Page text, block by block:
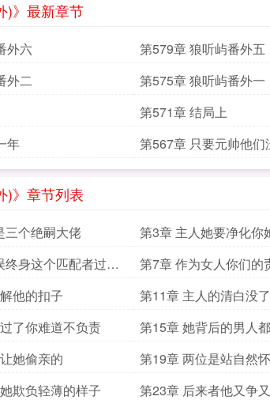
)》最新章节
外六 第579章 狼听屿番外五
外二 第575章 狼听屿番外一
第571章 结局上
年
第567章 只要元帅他们
就好
)》章节列表
三个绝嗣大佬 第3章 主人她要净化你
终身这个匹配者过于
第7章 作为女人你们的
他的扣子 第11章 主人的清白没了
了你难道不负责 第15章 她背后的男人
她偷亲的 第19章 两位是站自然
欺负轻薄的样子 第23章 后来者他又争